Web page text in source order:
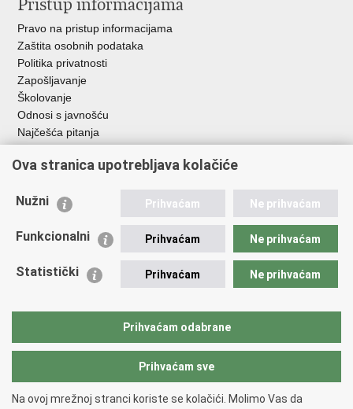
Pristup informacijama
Pravo na pristup informacijama
Zaštita osobnih podataka
Politika privatnosti
Zapošljavanje
Školovanje
Odnosi s javnošću
Najčešća pitanja
Važne poveznice
EMN Nacionalna kontaktna točka za Republiku Hrvatsku
Policijska akademija
Zaklada policijske solidarnosti
Sindikati
Ova stranica upotrebljava kolačiće
Nužni Prihvaćam Ne prihvaćam
Funkcionalni Prihvaćam Ne prihvaćam
Statistički Prihvaćam Ne prihvaćam
Prihvaćam odabrane
Prihvaćam sve
Na ovoj mrežnoj stranci koriste se kolačići. Molimo Vas da